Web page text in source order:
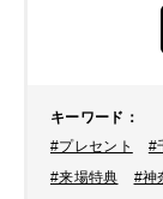
ず、ご来場くだ
ントとして描
キーワード ：
#プレセント
#
#来場特典
#神